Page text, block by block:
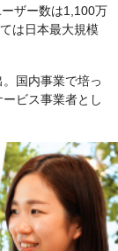
ザー数は1,100万
は日本最大規模
国内事業で培っ
ビス事業者とし